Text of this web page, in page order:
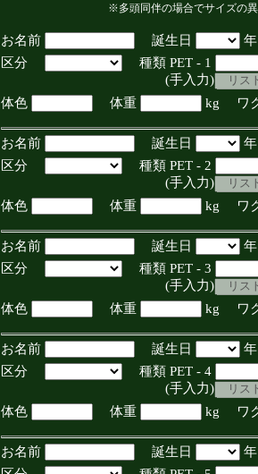
※多頭同伴の場合でサイズの
お名前 誕生日
区分
種類 PET - 1
(手入力)
体色
体重 kg ワ
お名前 誕生日
区分
種類 PET - 2
(手入力)
体色
体重 kg ワ
お名前 誕生日
区分
種類 PET - 3
(手入力)
体色
体重 kg ワ
お名前 誕生日
区分
種類 PET - 4
(手入力)
体色
体重 kg ワ
お名前 誕生日